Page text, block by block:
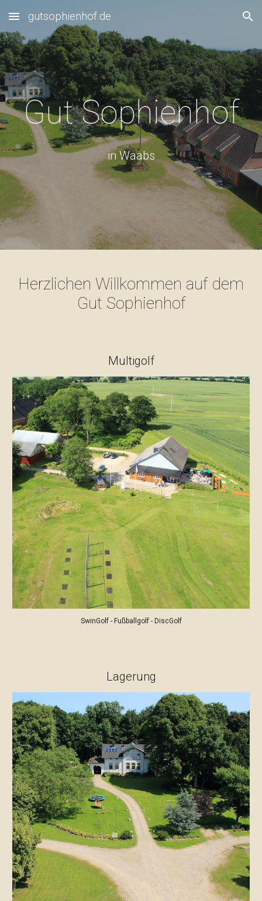
Skip to main content Skip to navigation
gutsophienhof.de
Gut Sophienhof
in Waabs
Herzlichen Willkommen auf dem
Gut Sophienhof
Multigolf
SwinGolf - Fußballgolf - DiscGolf
Lagerung